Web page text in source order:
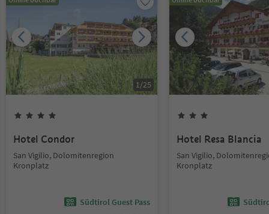
1/25
Hotel Condor
San Vigilio, Dolomitenregion
Kronplatz
Südtirol Guest Pass
Hotel Resa Blancia
San Vigilio,
Kronplatz